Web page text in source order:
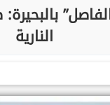
النارية